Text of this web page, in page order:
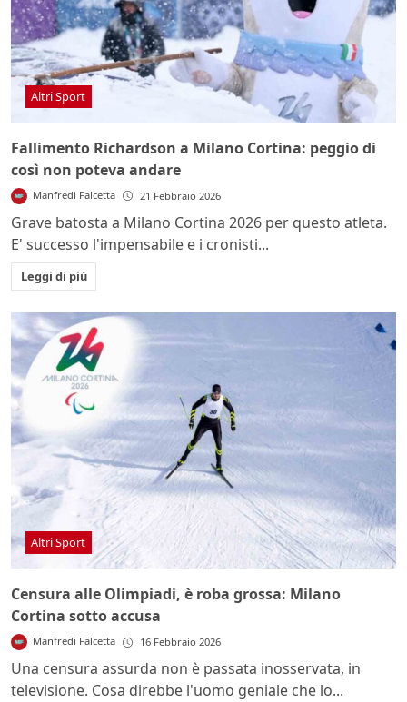
Altri Sport
Fallimento Richardson a Milano Cortina: peggio di
così non poteva andare
Manfredi Falcetta 21 Febbraio 2026
Grave batosta a Milano Cortina 2026 per questo atleta.
E' successo l'impensabile e i cronisti...
Leggi di più
Altri Sport
Censura alle Olimpiadi, è roba grossa: Milano
Cortina sotto accusa
Manfredi Falcetta 16 Febbraio 2026
Una censura assurda non è passata inosservata, in
televisione. Cosa direbbe l'uomo geniale che lo...